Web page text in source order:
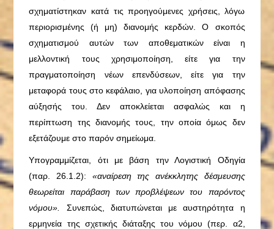
σχηματίστηκαν κατά τις προηγούμενες χρήσεις, λόγω
περιορισμένης (ή μη) διανομής κερδών. Ο σκοπός
σχηματισμού αυτών των αποθεματικών είναι η
μελλοντική τους χρησιμοποίηση, είτε για την
πραγματοποίηση νέων επενδύσεων, είτε για την
μεταφορά τους στο κεφάλαιο, για υλοποίηση απόφασης
αύξησής του. Δεν αποκλείεται ασφαλώς και η
περίπτωση της διανομής τους, την οποία όμως δεν
εξετάζουμε στο παρόν σημείωμα.
Υπογραμμίζεται, ότι με βάση την Λογιστική Οδηγία
(παρ. 26.1.2): «αναίρεση της ανέκκλητης δέσμευσης
θεωρείται παράβαση των προβλέψεων του παρόντος
νόμου».
Συνεπώς, διατυπώνεται με αυστηρότητα η
ερμηνεία της σχετικής διάταξης του νόμου (περ. α2,